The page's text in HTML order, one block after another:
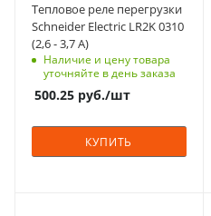
Тепловое реле перегрузки
Schneider Electric LR2K 0310
(2,6 - 3,7 A)
Наличие и цену товара
уточняйте в день заказа
500.25 руб./шт
КУПИТЬ